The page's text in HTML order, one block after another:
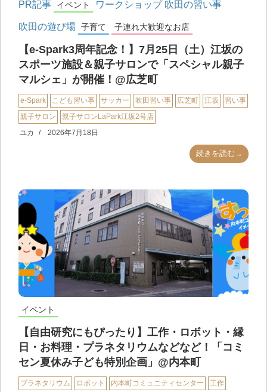
PR記事 イベント ワークショップ 吹田の習い事
吹田の遊び場 子育て 子連れ大歓迎なお店
【e-Spark3周年記念！】7月25日（土）江坂の
スポーツ施設＆親子サロンで「スペシャル親子
マルシェ」が開催！@広芝町
e-Spark こども習い事 サッカー 吹田習い事 広芝町 江坂
習い事
親子サロン
親子サロンLaPark江坂2号店
ユカ
2026年7月18日
続きを読む→
イベント
【自由研究にもぴったり】工作・ロボット・縁
日・お料理・プラネタリウムなどなど！「コミ
セン夏休み子ども特別企画」@内本町
プラネタリウム ロボット 内本町コミュニティセンター
工作